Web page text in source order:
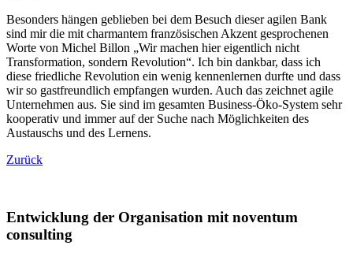
Besonders hängen geblieben bei dem Besuch dieser agilen Bank
sind mir die mit charmantem französischen Akzent gesprochenen
Worte von Michel Billon „Wir machen hier eigentlich nicht
Transformation, sondern Revolution“. Ich bin dankbar, dass ich
diese friedliche Revolution ein wenig kennenlernen durfte und dass
wir so gastfreundlich empfangen wurden. Auch das zeichnet agile
Unternehmen aus. Sie sind im gesamten Business-Öko-System sehr
kooperativ und immer auf der Suche nach Möglichkeiten des
Austauschs und des Lernens.
Zurück
Entwicklung der Organisation mit noventum
consulting